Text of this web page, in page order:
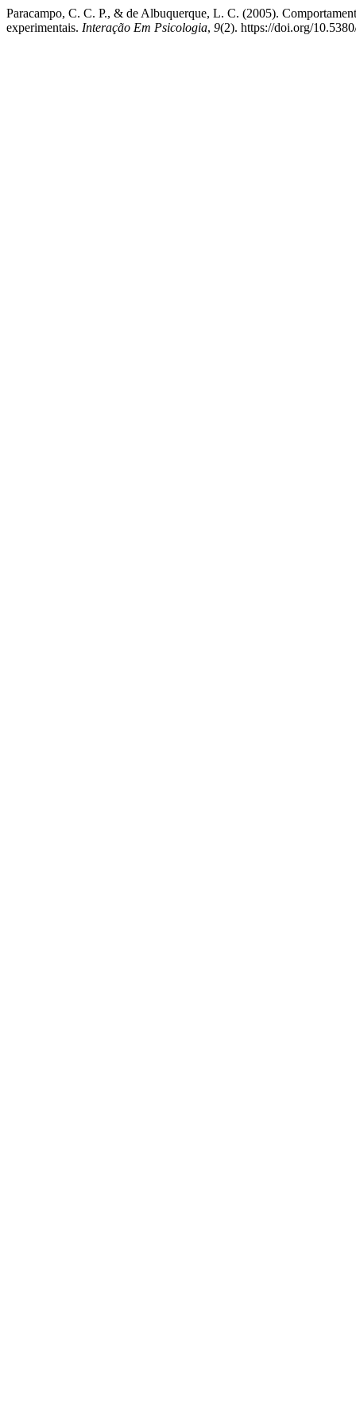
Paracampo, C. C. P., & de Albuquerque, L. C. (2005).
experimentais. Interação Em Psicologia, 9(2). https://doi.org/